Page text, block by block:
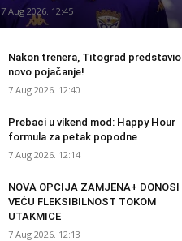
7 Aug 2026. 12:45
Nakon trenera, Titograd predstavio
novo pojačanje!
7 Aug 2026. 12:40
Prebaci u vikend mod: Happy Hour
formula za petak popodne
7 Aug 2026. 12:14
NOVA OPCIJA ZAMJENA+ DONOSI
VEĆU FLEKSIBILNOST TOKOM
UTAKMICE
7 Aug 2026. 12:13